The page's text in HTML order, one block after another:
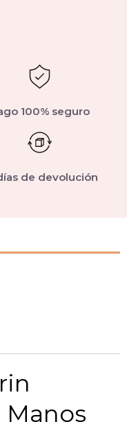
100% seguro
de devolución
Manos